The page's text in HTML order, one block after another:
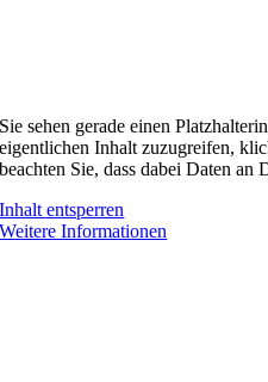
Sie sehen gerade einen
eigentlichen Inhalt zuzugreifen,
beachten Sie, dass dabei Daten an
Inhalt entsperren
Weitere Informationen